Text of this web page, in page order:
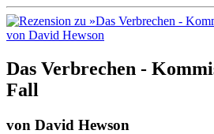
Das Verbrechen -
Fall
von David Hewson